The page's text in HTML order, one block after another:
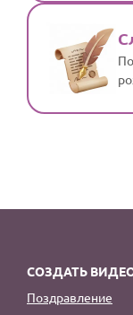
СОЗДАТЬ
Поздравление